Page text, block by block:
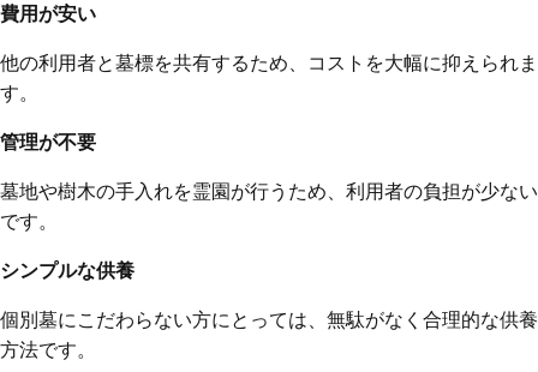
費用が安い
他の利用者と墓標を共有するため、コストを大幅に抑えられま
す。
管理が不要
墓地や樹木の手入れを霊園が行うため、利用者の負担が少ない
です。
シンプルな供養
個別墓にこだわらない方にとっては、無駄がなく合理的な供養
方法です。